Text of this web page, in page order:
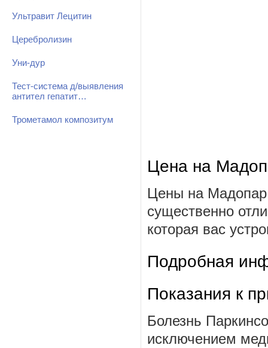
Ультравит Лецитин
Церебролизин
Уни-дур
Тест-система д/выявления
антител гепатит…
Трометамол композитум
Цена на
Цены на Мадопар
существенно
которая вас
Подробная
Показания к
Болезнь
исключением